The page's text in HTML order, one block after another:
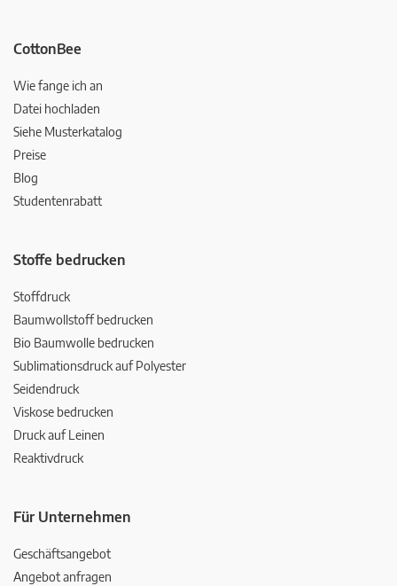
CottonBee
Wie fange ich an
Datei hochladen
Siehe Musterkatalog
Preise
Blog
Studentenrabatt
Stoffe bedrucken
Stoffdruck
Baumwollstoff bedrucken
Bio Baumwolle bedrucken
Sublimationsdruck auf Polyester
Seidendruck
Viskose bedrucken
Druck auf Leinen
Reaktivdruck
Für Unternehmen
Geschäftsangebot
Angebot anfragen